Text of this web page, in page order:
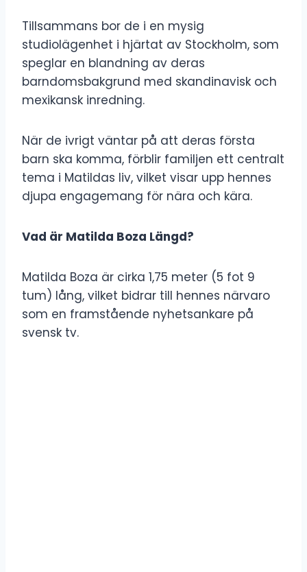
Tillsammans bor de i en mysig
studiolägenhet i hjärtat av Stockholm, som
speglar en blandning av deras
barndomsbakgrund med skandinavisk och
mexikansk inredning.
När de ivrigt väntar på att deras första
barn ska komma, förblir familjen ett centralt
tema i Matildas liv, vilket visar upp hennes
djupa engagemang för nära och kära.
Vad är Matilda Boza Längd?
Matilda Boza är cirka 1,75 meter (5 fot 9
tum) lång, vilket bidrar till hennes närvaro
som en framstående nyhetsankare på
svensk tv.